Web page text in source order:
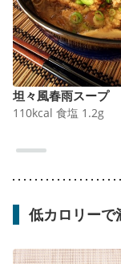
坦々風春雨スープ
110kcal 食塩 1.2g
低カロリーで